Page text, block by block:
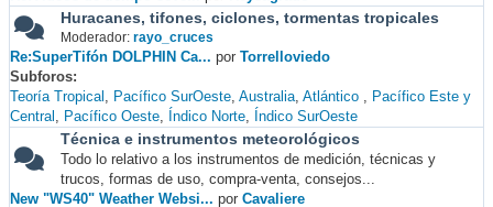
Huracanes, tifones, ciclones, tormentas tropicales
Moderador: rayo_cruces
Re:SuperTifón DOLPHIN Ca... por Torrelloviedo
Subforos
Teoría Tropical
Pacífico SurOeste Australia Atlántico
Pacífico Este y
Central
Pacífico Oeste Índico Norte Índico SurOeste
Técnica e instrumentos meteorológicos
Todo lo relativo a los instrumentos de medición, técnicas y
trucos, formas de uso, compra-venta, consejos...
New "WS40" Weather Websi... por Cavaliere